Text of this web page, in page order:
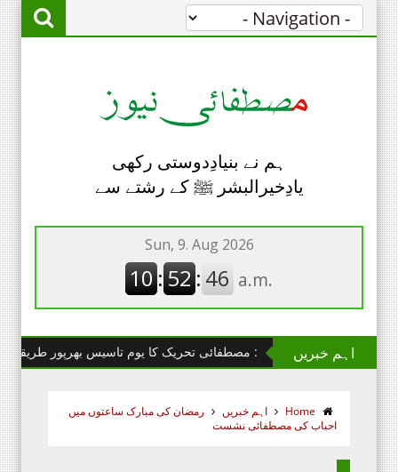
ہم نے بنیادِدوستی رکھی
یادِخیرالبشر ﷺ کے رشتے سے
اہم خبریں
چھانگا مانگا : مصطفائی تحریک کا یوم تاسیس بھرپور طریقے سے منایا
Home اہم خبریں
رمضان کی مبارک ساعتوں میں
احباب کی مصطفائی نشست